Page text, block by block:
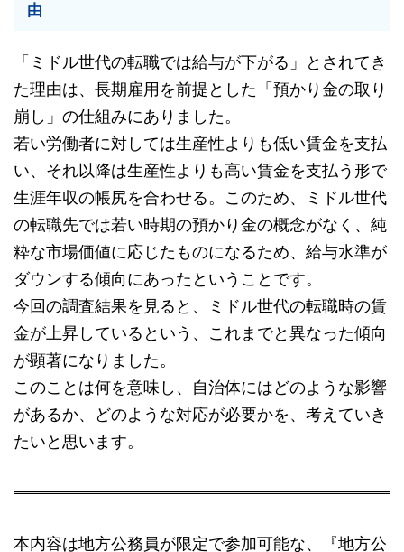
由
「ミドル世代の転職では給与が下がる」とされてき
た理由は、長期雇用を前提とした「預かり金の取り
崩し」の仕組みにありました。
若い労働者に対しては生産性よりも低い賃金を支払
い、それ以降は生産性よりも高い賃金を支払う形で
生涯年収の帳尻を合わせる。このため、ミドル世代
の転職先では若い時期の預かり金の概念がなく、純
粋な市場価値に応じたものになるため、給与水準が
ダウンする傾向にあったということです。
今回の調査結果を見ると、ミドル世代の転職時の賃
金が上昇しているという、これまでと異なった傾向
が顕著になりました。
このことは何を意味し、自治体にはどのような影響
があるか、どのような対応が必要かを、考えていき
たいと思います。
本内容は地方公務員が限定で参加可能な、『地方公